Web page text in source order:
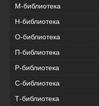
М-библиотека
Н-библиотека
О-библиотека
П-библиотека
Р-библиотека
С-библиотека
Т-библиотека